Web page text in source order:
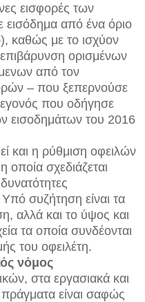
εισφορές των
εισόδημα από ένα όριο
καθώς με το ισχύον
ορισμένων
από τον
– που ξεπερνούσε
που οδήγησε
εισοδημάτων του 2016
και η ρύθμιση οφειλών
οποία σχεδιάζεται
συζήτηση είναι τα
αλλά και το ύψος και
τα οποία συνδέονται
του οφειλέτη.
νόμος
στα εργασιακά και
πράγματα είναι σαφώς